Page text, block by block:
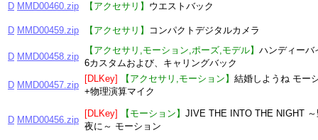
D MMD00460.zip 【アクセサリ】 ウエストバック
D MMD00459.zip 【アクセサリ】 コンパクトデジタルカメラ
D MMD00458.zip
【アクセサリ,モーション,ポーズ,モデル】 ハンディーバ
6カスタムおよび、キャリングバック
D MMD00457.zip
[DLKey] 【アクセサリ,モーション】 結婚しようね モ
+物理演算マイク
D MMD00456.zip
[DLKey] 【モーション】 JIVE THE INTO THE NIGHT
夜に～ モーション